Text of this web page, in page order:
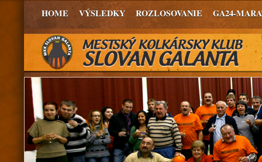
HOME VÝSLEDKY ROZLOSOVANIE GA24-